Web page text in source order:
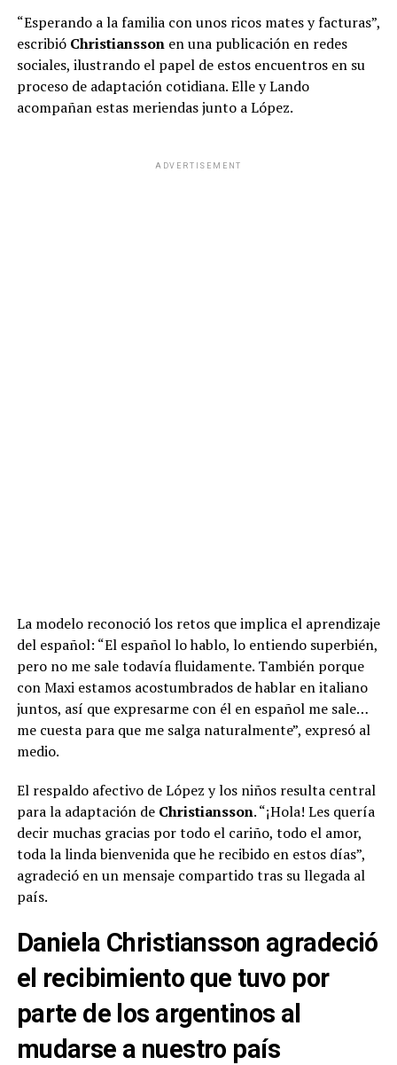
“Esperando a la familia con unos ricos mates y facturas”,
escribió Christianssonen una publicación en redes
sociales, ilustrando el papel de estos encuentros en su
proceso de adaptación cotidiana. Elle y Lando
acompañan estas meriendas junto a López.
ADVERTISEMENT
La modelo reconoció los retos que implica el aprendizaje
del español: “El español lo hablo, lo entiendo superbién,
pero no me sale todavía fluidamente. También porque
con Maxi estamos acostumbrados de hablar en italiano
juntos, así que expresarme con él en español me sale…
me cuesta para que me salga naturalmente”, expresó al
medio.
El respaldo afectivo de López y los niños resulta central
para la adaptación de Christiansson. “¡Hola! Les quería
decir muchas gracias por todo el cariño, todo el amor,
toda la linda bienvenida que he recibido en estos días”,
agradeció en un mensaje compartido tras su llegada al
país.
Daniela Christiansson agradeció
el recibimiento que tuvo por
parte de los argentinos al
mudarse a nuestro país